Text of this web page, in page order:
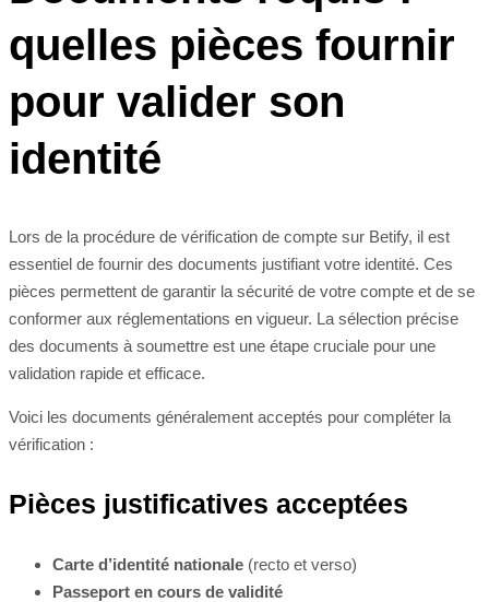
quelles pièces fournir
pour valider son
identité
Lors de la procédure de vérification de compte sur Betify, il est
essentiel de fournir des documents justifiant votre identité. Ces
pièces permettent de garantir la sécurité de votre compte et de se
conformer aux réglementations en vigueur. La sélection précise
des documents à soumettre est une étape cruciale pour une
validation rapide et efficace.
Voici les documents généralement acceptés pour compléter la
vérification :
Pièces justificatives acceptées
Carte d’identité nationale (recto et verso)
Passeport en cours de validité